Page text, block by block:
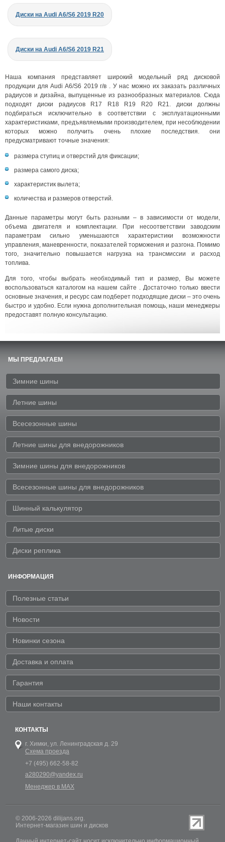
Диски на Audi A6/S6 2019 R20
Диски на Audi A6/S6 2019 R21
Наша компания представляет широкий модельный ряд дисковой
продукции для Audi A6/S6 2019 г/в . У нас можно их заказать различных
радиусов и дизайна, выпущенные из разнообразных материалов. Сюда
подходят диски радиусов R17 R18 R19 R20 R21. диски должны
подбираться исключительно в соответствии с эксплуатационными
характеристиками, предъявляемыми производителем, при несоблюдении
которых можно получить очень плохие последствия. они
предусматривают точные значения:
размера ступиц и отверстий для фиксации;
размера самого диска;
характеристик вылета;
количества и размеров отверстий.
Данные параметры могут быть разными – в зависимости от модели,
объема двигателя и комплектации. При несоответствии заводским
параметрам сильно уменьшаются характеристики возможности
управления, маневренности, показателей торможения и разгона. Помимо
того, значительно повышается нагрузка на трансмиссии и расход
топлива.
Для того, чтобы выбрать необходимый тип и размер, Вы можете
воспользоваться каталогом на нашем сайте . Достаточно только ввести
основные значения, и ресурс сам подберет подходящие диски – это очень
быстро и удобно. Если нужна дополнительная помощь, наши менеджеры
предоставят полную консультацию.
МЫ ПРЕДЛАГАЕМ
Зимние шины
Летние шины
Всесезонные шины
Летние шины для внедорожников
Зимние шины для внедорожников
Всесезонные шины для внедорожников
Шинный калькулятор
Литые диски
Диски реплика
ИНФОРМАЦИЯ
Полезные статьи
Новости
Новинки сезона
Доставка и оплата
Гарантия
Наши контакты
КОНТАКТЫ
г. Химки, ул. Ленинградская д. 29
Схема проезда
+7 (495) 662-58-82
a280290@yandex.ru
Менеджер в MAX
© 2006-2026 dilijans.org.
Интернет-магазин шин и дисков